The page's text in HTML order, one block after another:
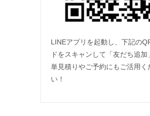
LINEアプリを起動し、下記の
ドをスキャンして「友だち追加
単見積りやご予約にもご活用く
い！